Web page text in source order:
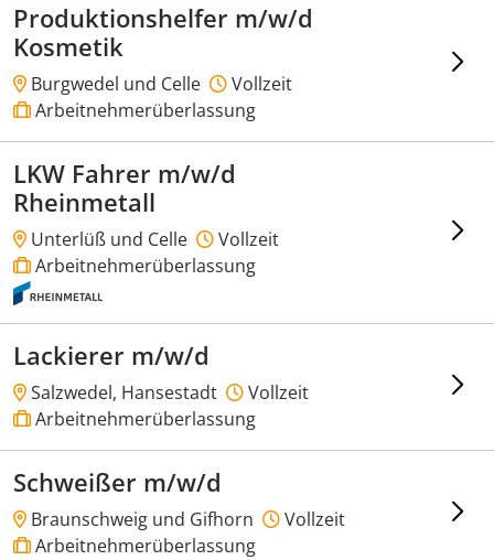
Produktionshelfer m/w/d
Kosmetik
Burgwedel und Celle
Vollzeit
Arbeitnehmerüberlassung
LKW Fahrer m/w/d
Rheinmetall
Unterlüß und Celle
Vollzeit
Arbeitnehmerüberlassung
Lackierer m/w/d
Salzwedel, Hansestadt
Vollzeit
Arbeitnehmerüberlassung
Schweißer m/w/d
Braunschweig und Gifhorn
Vollzeit
Arbeitnehmerüberlassung